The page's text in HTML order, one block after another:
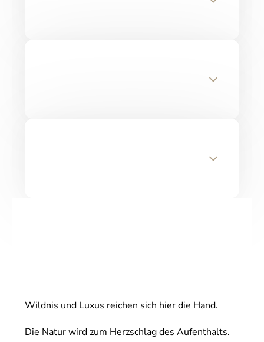
Wildnis und Luxus reichen sich hier die Hand.
Die Natur wird zum Herzschlag des Aufenthalts.